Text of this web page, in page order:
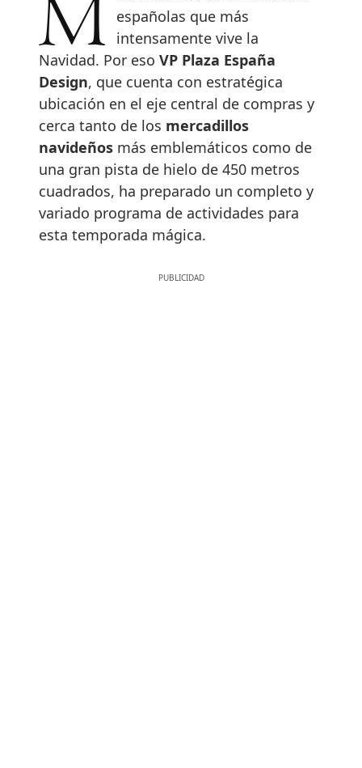
Madrid es una de las ciudades
españolas que más
intensamente vive la
Navidad. Por eso VP Plaza España
Design, que cuenta con estratégica
ubicación en el eje central de compras y
cerca tanto de los mercadillos
navideños más emblemáticos como de
una gran pista de hielo de 450 metros
cuadrados, ha preparado un completo y
variado programa de actividades para
esta temporada mágica.